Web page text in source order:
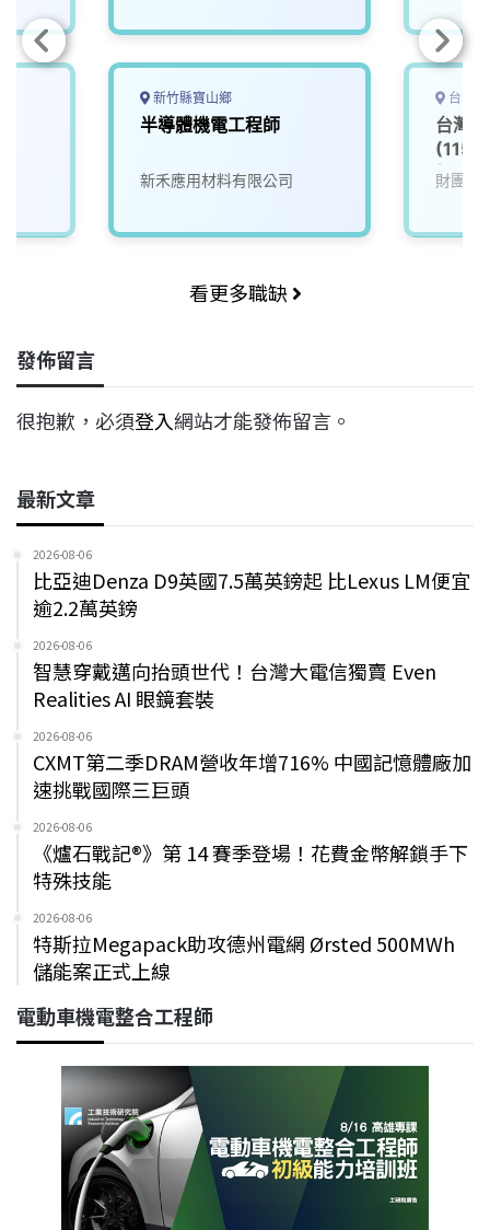
新竹縣寶山鄉
半導體機電工程師
新禾應用材料有限公司
台南
台灣
(115-
師_異
財團法
看更多職缺
發佈留言
很抱歉，必須登入網站才能發佈留言。
最新文章
2026-08-06
比亞迪Denza D9英國7.5萬英鎊起 比Lexus LM便宜
逾2.2萬英鎊
2026-08-06
智慧穿戴邁向抬頭世代！台灣大電信獨賣 Even
Realities AI 眼鏡套裝
2026-08-06
CXMT第二季DRAM營收年增716% 中國記憶體廠加
速挑戰國際三巨頭
2026-08-06
《爐石戰記®》第 14 賽季登場！花費金幣解鎖手下
特殊技能
2026-08-06
特斯拉Megapack助攻德州電網 Ørsted 500MWh
儲能案正式上線
電動車機電整合工程師